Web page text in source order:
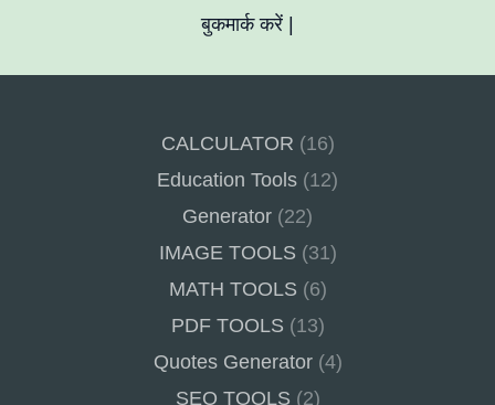
बुकमार्क करें |
CALCULATOR (16)
Education Tools (12)
Generator (22)
IMAGE TOOLS (31)
MATH TOOLS (6)
PDF TOOLS (13)
Quotes Generator(4)
SEO TOOLS (2)